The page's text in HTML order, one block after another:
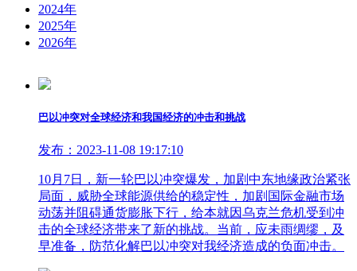
2024年
2025年
2026年
巴以冲突对全球经济和我国经济的冲击和挑战
发布：2023-11-08 19:17:10
10月7日，新一轮巴以冲突爆发，加剧中东地缘政治紧张
局面，威胁全球能源供给的稳定性，加剧国际金融市场
动荡并阻碍通货膨胀下行，给本就因乌克兰危机受到冲
击的全球经济带来了新的挑战。当前，应未雨绸缪，及
早准备，防范化解巴以冲突对我经济造成的负面冲击。